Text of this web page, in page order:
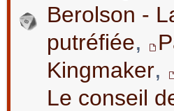
Berolson -
putréfiée,
Kingmaker,
Le conseil